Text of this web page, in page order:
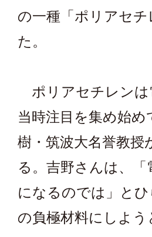
の一種「ポリアセ
た。
ポリアセチレンは
当時注目を集め始
樹・筑波大名誉教
る。吉野さんは、
になるのでは」と
の負極材料にしよう